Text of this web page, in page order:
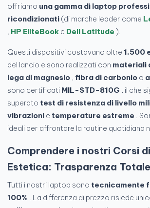
offriamo una gamma di laptop
ricondizionati (di marche leader come
, HP EliteBook e Dell Latitude ).
Questi dispositivi costavano oltre 1.500
del lancio e sono realizzati con materiali
lega di magnesio , fibra di carbonio o
sono certificati MIL-STD-810G , il che
superato test di resistenza di livello
vibrazioni e temperature estreme .
ideali per affrontare la routine quotidiana
Comprendere i nostri Corsi
Estetica: Trasparenza Totale
Tutti i nostri laptop sono tecnicamente
100% . La differenza di prezzo risiede